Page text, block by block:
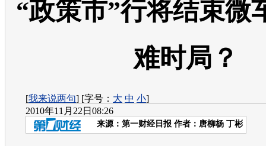
“政策市”行将结束微
难时局？
[我来说两句] [字号： 大 中 小]
2010年11月22日08:26
来源： 第一财经日报 作者：唐柳杨 丁彬